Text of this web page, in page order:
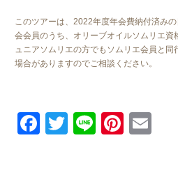
このツアーは、2022年度年会費納付済み
会会員のうち、オリーブオイルソムリエ資
ュニアソムリエの方でもソムリエ会員と同
場合がありますのでご相談ください。
Facebook
Twitter
Line